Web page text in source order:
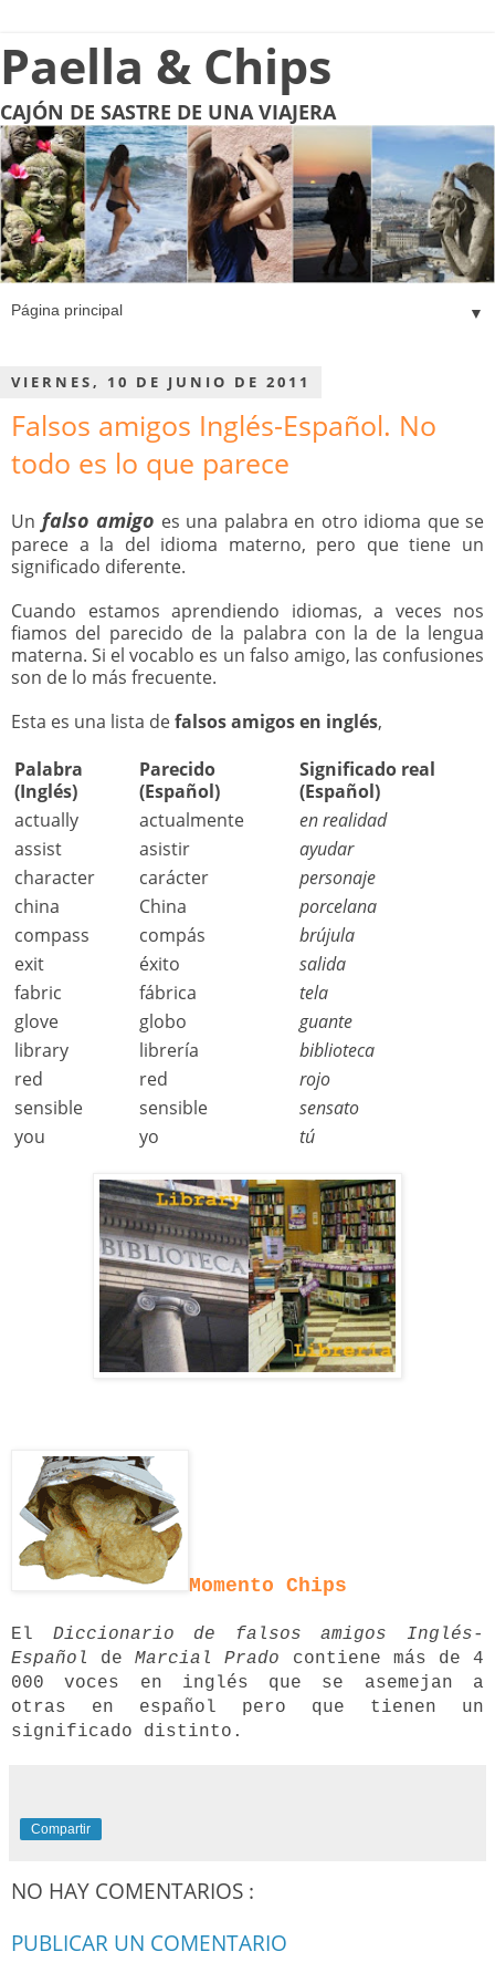
Paella & Chips
CAJÓN DE SASTRE DE UNA VIAJERA
▼
VIERNES, 10 DE JUNIO DE 2011
Falsos amigos Inglés-Español. No
todo es lo que parece
Un falso amigo es una palabra en otro idioma que se
parece a la del idioma materno, pero que tiene un
significado diferente.
Cuando estamos aprendiendo idiomas, a veces nos
fiamos del parecido de la palabra con la de la lengua
materna. Si el vocablo es un falso amigo, las confusiones
son de lo más frecuente.
Esta es una lista defalsos amigos en inglés,
Palabra
(Inglés)
Parecido
(Español)
Significado real
(Español)
actually
actualmente
en realidad
assist
asistir
ayudar
character
carácter
personaje
china
China
porcelana
compass
compás
brújula
exit
éxito
salida
fabric
fábrica
tela
glove
globo
guante
library
librería
biblioteca
red
red
rojo
sensible
sensible
sensato
you
yo tú
Momento Chips
El Diccionario de falsos amigos Inglés-
Español
deMarcial Prado contiene más de 4
000 voces en inglés que se asemejan a
otras en español pero que tienen un
significado distinto.
Compartir
NO HAY COMENTARIOS :
PUBLICAR UN COMENTARIO